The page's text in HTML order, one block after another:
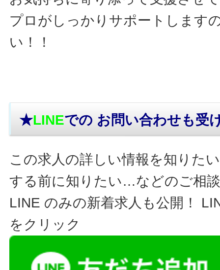
プロがしっかりサポートします
い！！
★LINEでの お問い合わせも受
この求人の詳しい情報を知りた
する前に知りたい…などのご相
LINE のみの新着求人も公開！
をクリック